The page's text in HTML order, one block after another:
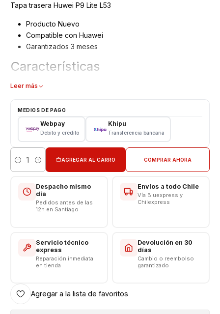
Tapa trasera Huwei P9 Lite L53
Producto Nuevo
Compatible con Huawei
Garantizados 3 meses
Características
Tapa trasera
Consulte disponibilidad de colores antes de rematar
Somos VENTAS ELECTRONICAS
Leer más
MEDIOS DE PAGO
Webpay
Débito y crédito
Khipu
Transferencia bancaria
Cantidad
AGREGAR AL CARRO COMPRAR AHORA
Despacho mismo
día
Pedidos antes de las
12h en Santiago
Envíos a todo Chile
Vía Bluexpress y
Chilexpress
Servicio técnico
express
Reparación inmediata
en tienda
Devolución en 30
días
Cambio o reembolso
garantizado
Agregar a la lista de favoritos